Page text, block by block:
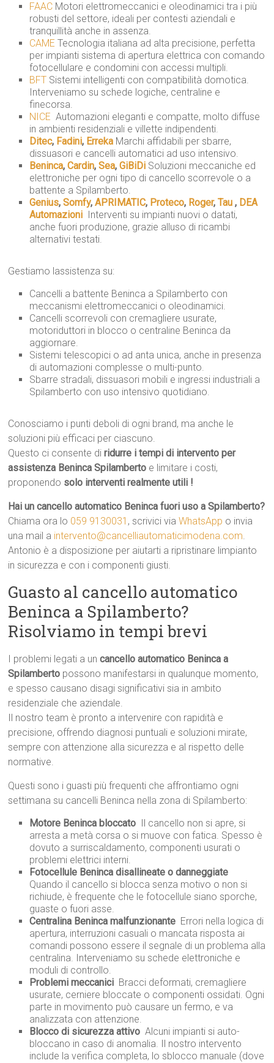
FAAC  Motori elettromeccanici e oleodinamici tra i più
robusti del settore, ideali per contesti aziendali e
tranquillità anche in assenza.
CAME  Tecnologia italiana ad alta precisione, perfetta
per impianti sistema di apertura elettrica con comando
fotocellulare e condomini con accessi multipli.
BFT  Sistemi intelligenti con compatibilità domotica.
Interveniamo su schede logiche, centraline e
finecorsa.
NICE  Automazioni eleganti e compatte, molto diffuse
in ambienti residenziali e villette indipendenti.
Ditec, Fadini, Erreka  Marchi affidabili per sbarre,
dissuasori e cancelli automatici ad uso intensivo.
Beninca,Cardin,Sea,GiBiDi  Soluzioni meccaniche ed
elettroniche per ogni tipo di cancello scorrevole o a
battente a Spilamberto.
Genius,Somfy,APRIMATIC, Proteco, Roger,Tau , DEA
Automazioni
 Interventi su impianti nuovi o datati,
anche fuori produzione, grazie alluso di ricambi
alternativi testati.
Gestiamo lassistenza su:
Cancelli a battente Beninca a Spilamberto con
meccanismi elettromeccanici o oleodinamici.
Cancelli scorrevoli con cremagliere usurate,
motoriduttori in blocco o centraline Beninca da
aggiornare.
Sistemi telescopici o ad anta unica, anche in presenza
di automazioni complesse o multi-punto.
Sbarre stradali, dissuasori mobili e ingressi industriali a
Spilamberto con uso intensivo quotidiano.
Conosciamo i punti deboli di ogni brand, ma anche le
soluzioni più efficaci per ciascuno.
Questo ci consente diridurre i tempi di intervento per
assistenza Beninca Spilamberto e limitare i costi,
proponendo solo interventi realmente utili !
Hai un cancello automatico Beninca fuori uso a Spilamberto?
Chiama ora lo 059 9130031 , scrivici viaWhatsApp o invia
una mail a intervento@cancelliautomaticimodena.com.
Antonio è a disposizione per aiutarti a ripristinare limpianto
in sicurezza e con i componenti giusti.
Guasto al cancello automatico
Beninca a Spilamberto?
Risolviamo in tempi brevi
I problemi legati a uncancello automatico Beninca a
Spilamberto possono manifestarsi in qualunque momento,
e spesso causano disagi significativi sia in ambito
residenziale che aziendale.
Il nostro team è pronto a intervenire con rapidità e
precisione, offrendo diagnosi puntuali e soluzioni mirate,
sempre con attenzione alla sicurezza e al rispetto delle
normative.
Questi sono i guasti più frequenti che affrontiamo ogni
settimana su cancelli Beninca nella zona di Spilamberto:
Motore Beninca bloccato  Il cancello non si apre, si
arresta a metà corsa o si muove con fatica. Spesso è
dovuto a surriscaldamento, componenti usurati o
problemi elettrici interni.
Fotocellule Beninca disallineate o danneggiate
Quando il cancello si blocca senza motivo o non si
richiude, è frequente che le fotocellule siano sporche,
guaste o fuori asse.
Centralina Beninca malfunzionante  Errori nella logica di
apertura, interruzioni casuali o mancata risposta ai
comandi possono essere il segnale di un problema alla
centralina. Interveniamo su schede elettroniche e
moduli di controllo.
Problemi meccanici  Bracci deformati, cremagliere
usurate, cerniere bloccate o componenti ossidati. Ogni
parte in movimento può causare un fermo, e va
analizzata con attenzione.
Blocco di sicurezza attivo  Alcuni impianti si auto-
bloccano in caso di anomalia. Il nostro intervento
include la verifica completa, lo sblocco manuale (dove